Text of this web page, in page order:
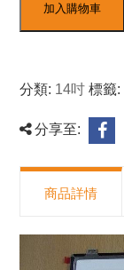
加入購物車
分類: 14吋 標籤:
分享至:
商品詳情